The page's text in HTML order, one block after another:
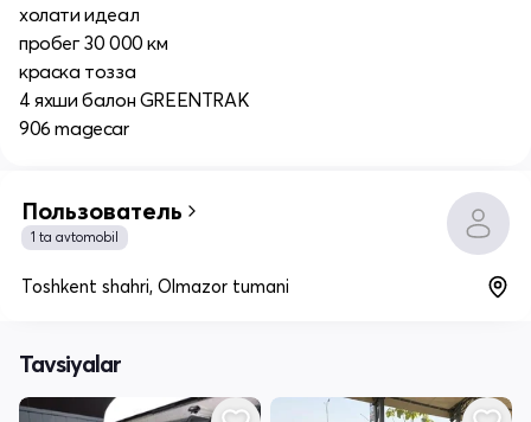
холати идеал
пробег 30 000 км
краска тозза
4 яхши балон GREENTRAK
906 magecar
Пользователь
1 ta avtomobil
Toshkent shahri, Olmazor tumani
Tavsiyalar